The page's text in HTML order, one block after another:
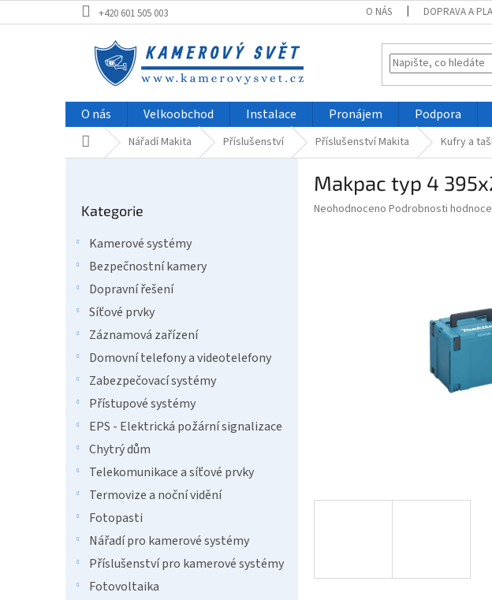
na
+420 601 505 003 O NÁS DOPRAVA A
O nás Velkoobchod Instalace Pronájem Podpora
Domů Nářadí Makita Příslušenství Příslušenství Makita Kufry a
kategorie
Kategorie
Kamerové systémy
Bezpečnostní kamery
Dopravní řešení
Síťové prvky
Záznamová zařízení
Domovní telefony a videotelefony
Zabezpečovací systémy
Přístupové systémy
EPS - Elektrická požární signalizace
Chytrý dům
Telekomunikace a síťové prvky
Termovize a noční vidění
Fotopasti
Nářadí pro kamerové systémy
Příslušenství pro kamerové systémy
Fotovoltaika
Makpac typ 4
Průměrné
Neohodnoceno Podrobnosti